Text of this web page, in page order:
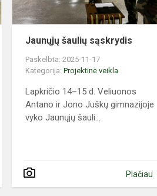
Jaunųjų šaulių sąskrydis
Paskelbta: 2025-11-17
Kategorija:Projektinė veikla
Lapkričio 14–15 d. Veliuonos
Antano ir Jono Juškų gimnazijoje
vyko Jaunųjų šauli...
Plačiau